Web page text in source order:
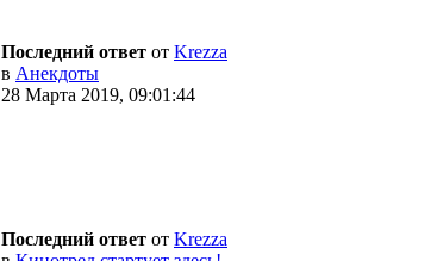
Последний ответ от Krezza
в Анекдоты
28 Марта 2019, 09:01:44
Последний ответ от Krezza